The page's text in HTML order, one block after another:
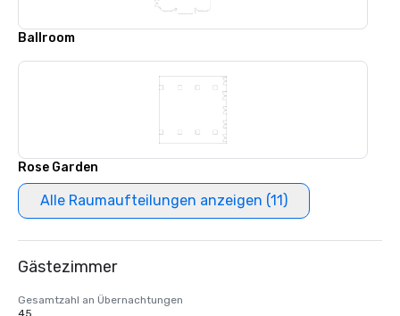
Ballroom
Rose Garden
Alle Raumaufteilungen anzeigen (11)
Gästezimmer
Gesamtzahl an Übernachtungen
45